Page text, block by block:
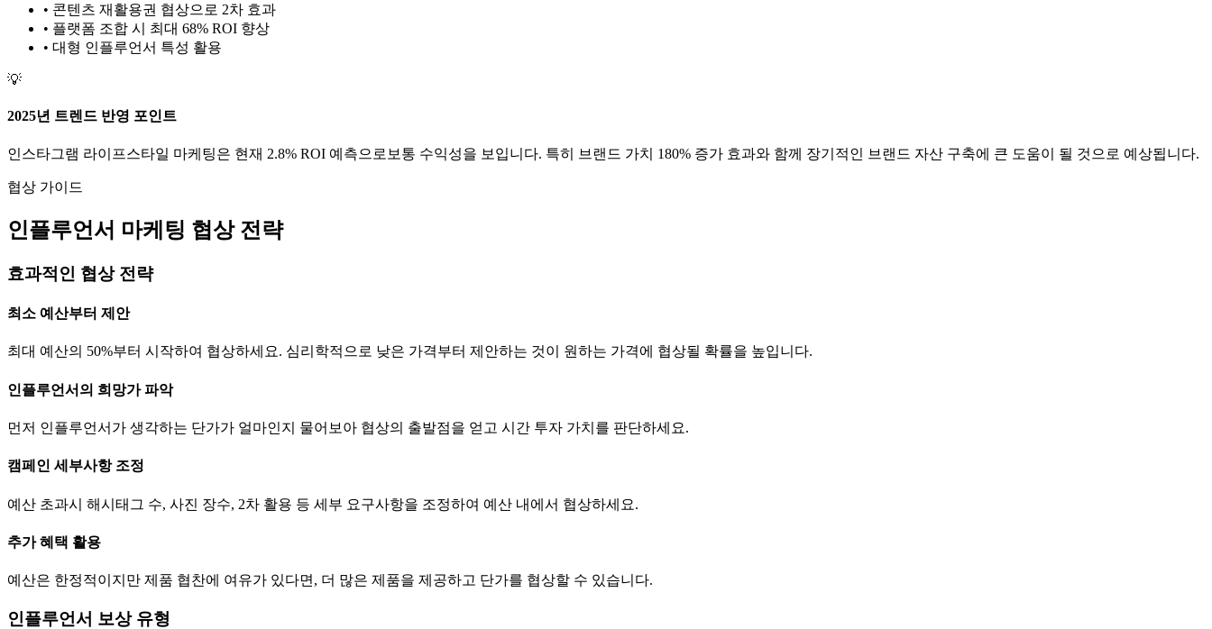
• 콘텐츠 재활용권 협상으로 2차 효과
• 플랫폼 조합 시 최대 68% ROI 향상
• 대형 인플루언서 특성 활용
💡
2025년 트렌드 반영 포인트
인스타그램 라이프스타일 마케팅은 현재 2.8% ROI 예측으로 보통 수익성을 보입니다. 특히 브랜드 가치 180% 증가 효과와 함께 장기적인 브랜드 자산 구축에 큰 도움이 될 것으로 예상됩니다.
협상 가이드
인플루언서 마케팅 협상 전략
효과적인 협상 전략
최소 예산부터 제안
최대 예산의 50%부터 시작하여 협상하세요. 심리학적으로 낮은 가격부터 제안하는 것이 원하는 가격에 협상될 확률을 높입니다.
인플루언서의 희망가 파악
먼저 인플루언서가 생각하는 단가가 얼마인지 물어보아 협상의 출발점을 얻고 시간 투자 가치를 판단하세요.
캠페인 세부사항 조정
예산 초과시 해시태그 수, 사진 장수, 2차 활용 등 세부 요구사항을 조정하여 예산 내에서 협상하세요.
추가 혜택 활용
예산은 한정적이지만 제품 협찬에 여유가 있다면, 더 많은 제품을 제공하고 단가를 협상할 수 있습니다.
인플루언서 보상 유형